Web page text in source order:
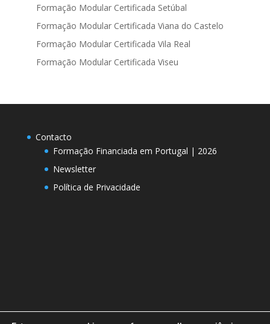
Formação Modular Certificada Setúbal
Formação Modular Certificada Viana do Castelo
Formação Modular Certificada Vila Real
Formação Modular Certificada Viseu
Contacto
Formação Financiada em Portugal | 2026
Newsletter
Política de Privacidade